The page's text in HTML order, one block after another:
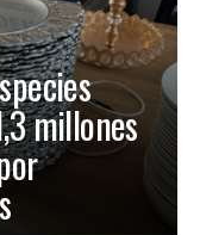
millones